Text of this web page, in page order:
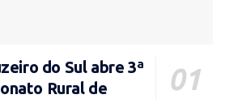
do Sul abre 3ª
Rural de